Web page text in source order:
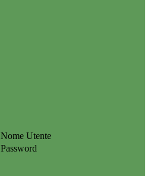
Nome Utente
Password